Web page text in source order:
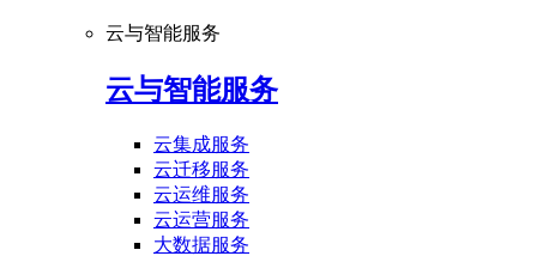
云与智能服务
云与智能服务
云集成服务
云迁移服务
云运维服务
云运营服务
大数据服务